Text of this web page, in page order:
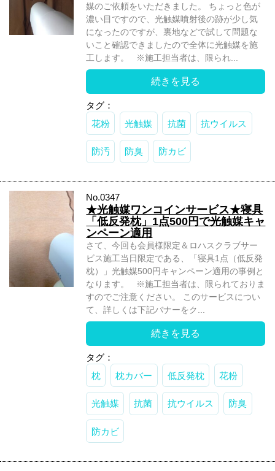
媒のご依頼をいただきました。 ちょっと色が
濃い目ですので、光触媒噴射後の跡が少し気
になったのですが、裏地などで試して問題な
いこと確認できましたので全体に光触媒を施
工します。 ※施工担当者は、限られ...
続きを見る
タグ：
花粉
光触媒 抗菌 抗ウイルス
防汚 防臭 防カビ
No.0347
★光触媒ワンコインサービス★寝具
「低反発枕」1点500円で光触媒キャ
ンペーン適用
さて、今回も会員様限定＆ロハスクラブサー
ビス施工当日限定である、「寝具1点（低反発
枕）」光触媒500円キャンペーン適用の事例と
なります。 ※施工担当者は、限られておりま
すのでご注意ください。 このサービスについ
て、詳しくは下記バナーをク...
続きを見る
タグ：
枕
枕カバー 低反発枕 花粉
光触媒 抗菌 抗ウイルス 防臭
防カビ